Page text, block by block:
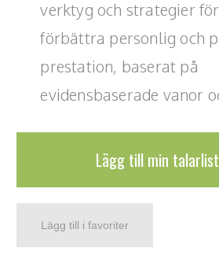
verktyg och strategier
förbättra personlig och
prestation, baserat på
evidensbaserade vanor
Lägg till min